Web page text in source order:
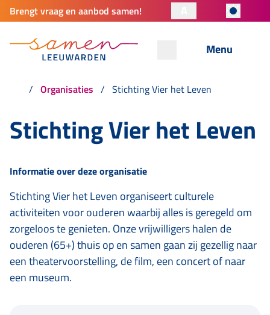
Brengt vraag en aanbod samen!
Menu
Organisaties Stichting Vier het Leven
Stichting Vier het Leven
Informatie over deze organisatie
Stichting Vier het Leven organiseert culturele
activiteiten voor ouderen waarbij alles is geregeld om
zorgeloos te genieten. Onze vrijwilligers halen de
ouderen (65+) thuis op en samen gaan zij gezellig naar
een theatervoorstelling, de film, een concert of naar
een museum.